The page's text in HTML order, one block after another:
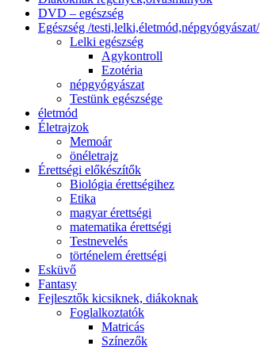
DVD – egészség
Egészség /testi,lelki,életmód,népgyógyászat/
Lelki egészség
Agykontroll
Ezotéria
népgyógyászat
Testünk egészsége
életmód
Életrajzok
Memoár
önéletrajz
Érettségi előkészítők
Biológia érettségihez
Etika
magyar érettségi
matematika érettségi
Testnevelés
történelem érettségi
Esküvő
Fantasy
Fejlesztők kicsiknek, diákoknak
Foglalkoztatók
Matricás
Színezők